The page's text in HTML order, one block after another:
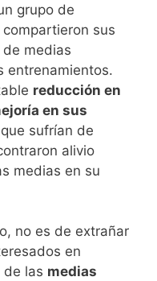
grupo de
sus
medias
entrenamientos.
reducción en
en sus
sufrían de
alivio
medias en su
no es de extrañar
en
de las medias